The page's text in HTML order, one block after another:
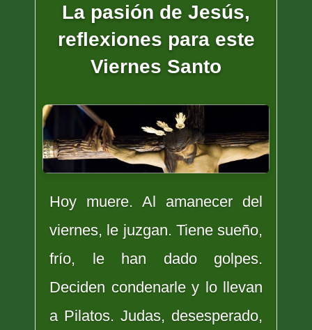
La pasión de Jesús,
reflexiones para este
Viernes Santo
Hoy muere. Al amanecer del
viernes, le juzgan. Tiene sueño,
frío, le han dado golpes.
Deciden condenarle y lo llevan
a Pilatos. Judas, desesperado,